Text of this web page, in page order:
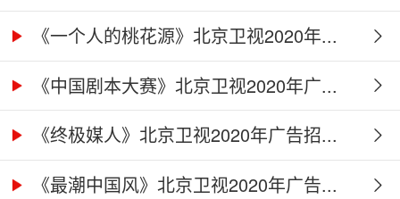
《一个人的桃花源》北京卫视2020年...
《中国剧本大赛》北京卫视2020年广...
《终极媒人》北京卫视2020年广告招...
《最潮中国风》北京卫视2020年广告...